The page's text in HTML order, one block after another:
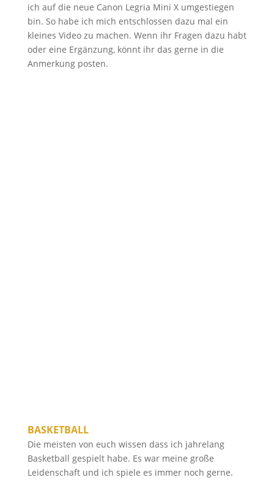
ich auf die neue Canon Legria Mini X umgestiegen
bin. So habe ich mich entschlossen dazu mal ein
kleines Video zu machen. Wenn ihr Fragen dazu habt
oder eine Ergänzung, könnt ihr das gerne in die
Anmerkung posten.
BASKETBALL
Die meisten von euch wissen dass ich jahrelang
Basketball gespielt habe. Es war meine große
Leidenschaft und ich spiele es immer noch gerne.